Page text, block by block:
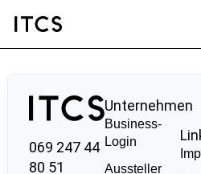
069 247 44
80 51
Unternehmen
Business-
Login
Aussteller